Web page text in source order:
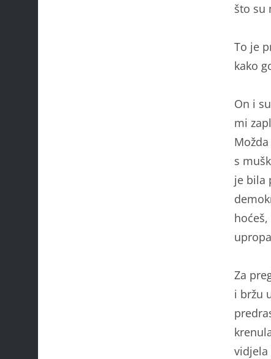
što su
To je
kako
On i
mi
s
je bila
Za
i bržu
vidjela